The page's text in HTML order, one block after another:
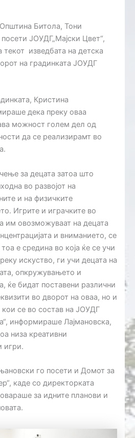
Битола, Тони
ЈОУДГ„Мајски Цвет“,
текот изведбата на детска
на градинката ЈОУДГ
Кристина
дека преку оваа
можност голем дел од
да се реализирамт во
за децата затоа што
во развојот на
и на физичките
Игрите и играчките во
им овозможуваат на децата
и вниманието, се
е средина во која ќе се учи
искуство, ги учи децата на
опкружувањето и
ќе бидат поставени различни
во дворот на оваа, но и
кои се во состав на ЈОУДГ
информираше Лајмановска,
низа креативни
игри.
го посети и Домот за
каде со директорката
за идните планови и